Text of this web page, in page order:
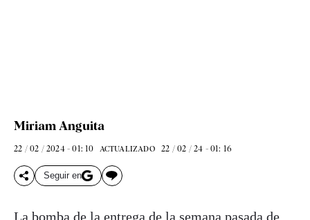
Miriam Anguita
22 / 02 / 2024 - 01: 10 ACTUALIZADO 22 / 02 / 24 - 01: 16
Seguir en
La bomba de la entrega de la semana pasada de